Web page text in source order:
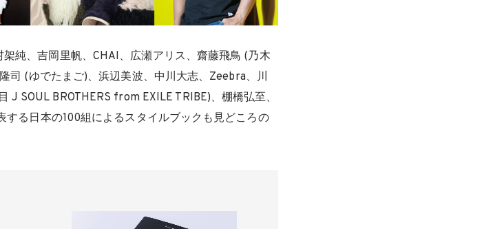
純、吉岡里帆、CHAI、広瀬アリス、齋藤飛鳥 (乃木
司 (ゆでたまご)、浜辺美波、中川大志、Zeebra、川
SOUL BROTHERS from EXILE TRIBE)、棚橋弘至、
る日本の100組によるスタイルブックも見どころの